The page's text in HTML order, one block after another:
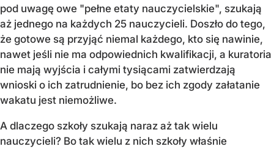
pod uwagę owe "pełne etaty nauczycielskie", szukają
aż jednego na każdych 25 nauczycieli. Doszło do tego,
że gotowe są przyjąć niemal każdego, kto się nawinie,
nawet jeśli nie ma odpowiednich kwalifikacji, a kuratoria
nie mają wyjścia i całymi tysiącami zatwierdzają
wnioski o ich zatrudnienie, bo bez ich zgody załatanie
wakatu jest niemożliwe.
A dlaczego szkoły szukają naraz aż tak wielu
nauczycieli? Bo tak wielu z nich szkoły właśnie